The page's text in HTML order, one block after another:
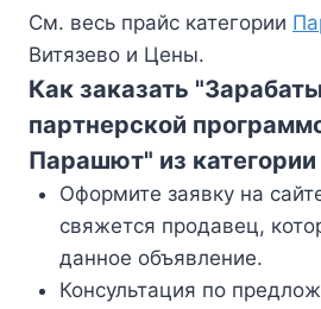
См. весь прайс категории
Витязево и Цены.
Как заказать
партнерской
Парашют" из
Оформите заявку на
свяжется продавец,
данное объявление.
Консультация по